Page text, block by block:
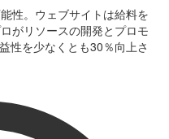
性。ウェブサイトは給料を
がリソースの開発とプロモ
性を少なくとも30％向上さ